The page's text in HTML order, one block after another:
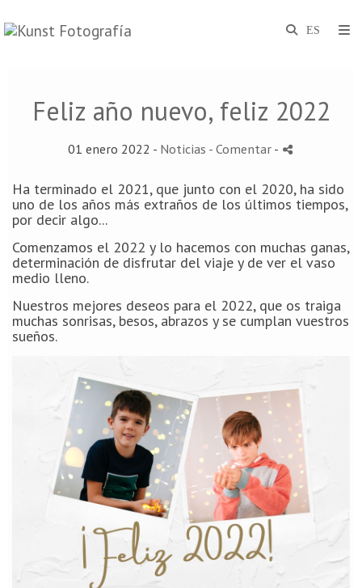
Feliz año nuevo, feliz 2022
01 enero 2022 - Noticias - Comentar -
Ha terminado el 2021, que junto con el 2020, ha sido
uno de los años más extraños de los últimos tiempos,
por decir algo...
Comenzamos el 2022 y lo hacemos con muchas ganas,
determinación de disfrutar del viaje y de ver el vaso
medio lleno.
Nuestros mejores deseos para el 2022, que os traiga
muchas sonrisas, besos, abrazos y se cumplan vuestros
sueños.